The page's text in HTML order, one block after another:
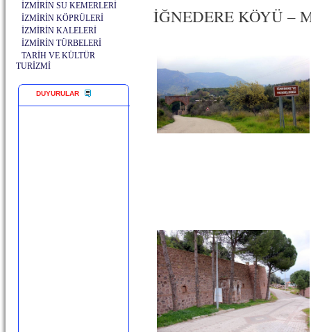
İZMİRİN SU KEMERLERİ
İZMİRİN KÖPRÜLERİ
İZMİRİN KALELERİ
İZMİRİN TÜRBELERİ
TARİH VE KÜLTÜR
TURİZMİ
DUYURULAR
İĞNEDERE KÖYÜ –